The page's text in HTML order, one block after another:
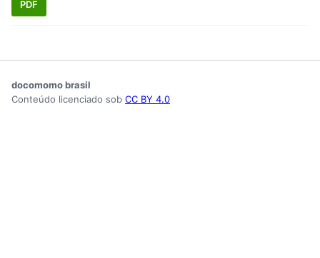
PDF
docomomo brasil
Conteúdo licenciado sob CC BY 4.0